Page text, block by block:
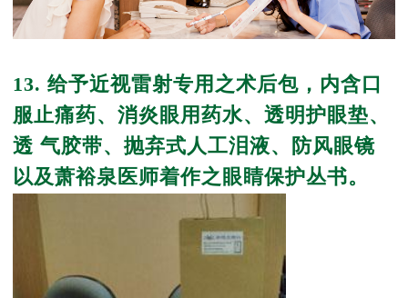
13. 给予近视雷射专用之术后包，内含口
服止痛药、消炎眼用药水、透明护眼垫、
透 气胶带、抛弃式人工泪液、防风眼镜
以及萧裕泉医师着作之眼睛保护丛书。